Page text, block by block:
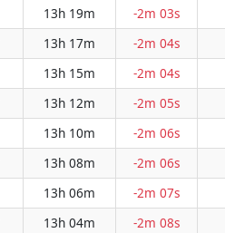
13h 19m -2m 03s
13h 17m -2m 04s
13h 15m -2m 04s
13h 12m -2m 05s
13h 10m -2m 06s
13h 08m -2m 06s
13h 06m -2m 07s
13h 04m -2m 08s